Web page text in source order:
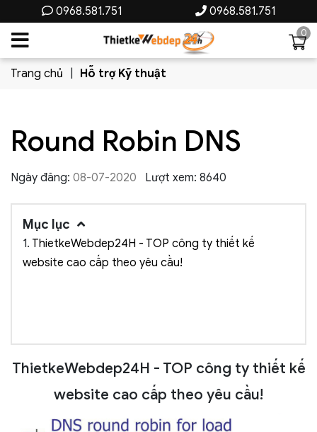
0968.581.751 0968.581.751
0
Trang chủ Hỗ trợ Kỹ thuật
Round Robin DNS
Ngày đăng: 08-07-2020 Lượt xem: 8640
Mục lục
1. ThietkeWebdep24H - TOP công ty thiết kế
website cao cấp theo yêu cầu!
ThietkeWebdep24H - TOP công ty thiết kế
website cao cấp theo yêu cầu!